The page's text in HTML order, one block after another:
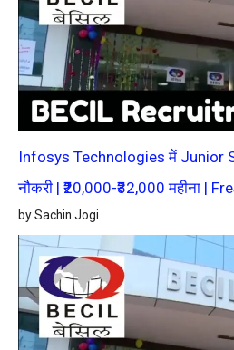
Infosys Technologies में Junior
नौकरी | ₹20,000-₹32,000 महीना |
by Sachin Jogi